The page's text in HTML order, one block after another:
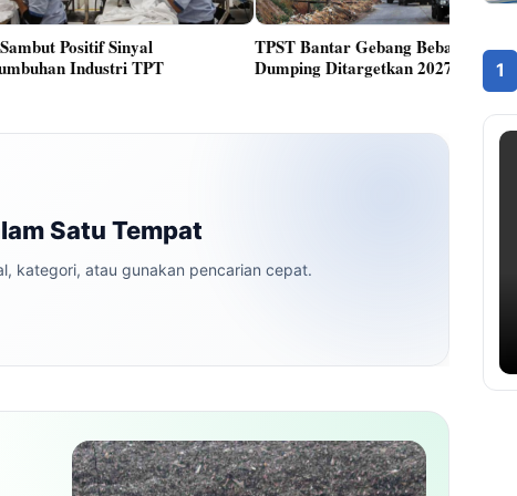
Positif Sinyal
Industri TPT
TPST Bantar Gebang Bebas Open
Dumping Ditargetkan 2027
Satu Tempat
kategori, atau gunakan pencarian cepat.
1